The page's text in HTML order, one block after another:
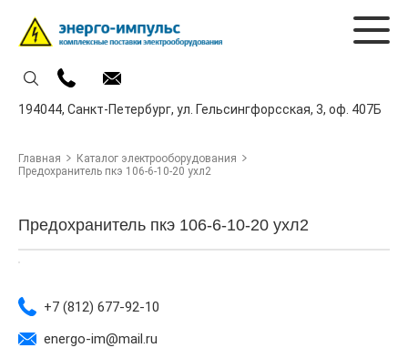
194044, Санкт-Петербург, ул. Гельсингфорсская, 3, оф. 407Б
Главная
Каталог электрооборудования
Предохранитель пкэ 106-6-10-20 ухл2
Предохранитель пкэ 106-6-10-20 ухл2
+7 (812) 677-92-10
energo-im@mail.ru